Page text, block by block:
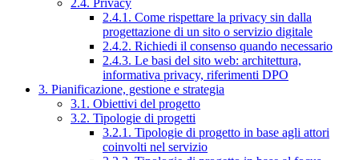
2.4. Privacy
2.4.1. Come rispettare la privacy sin dalla
progettazione di un sito o servizio digitale
2.4.2. Richiedi il consenso quando necessario
2.4.3. Le basi del sito web: architettura,
informativa privacy, riferimenti DPO
3. Pianificazione, gestione e strategia
3.1. Obiettivi del progetto
3.2. Tipologie di progetti
3.2.1. Tipologie di progetto in base agli attori
coinvolti nel servizio